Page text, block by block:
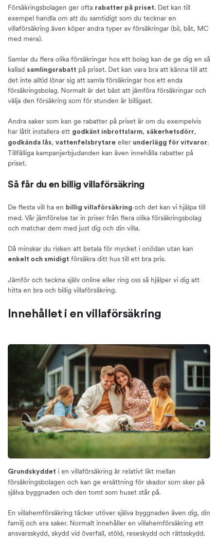
Försäkringsbolagen ger ofta rabatter på priset. Det kan till
exempel handla om att du samtidigt som du tecknar en
villaförsäkring även köper andra typer av försäkringar (bil, båt, MC
med mera).
Samlar du flera olika försäkringar hos ett bolag kan de ge dig en så
kallad samlingsrabatt på priset. Det kan vara bra att känna till att
det inte alltid lönar sig att samla försäkringar hos ett enda
försäkringsbolag. Normalt är det bäst att jämföra försäkringar och
välja den försäkring som för stunden är billigast.
Andra saker som kan ge rabatter på priset är om du exempelvis
har låtit installera ett godkänt inbrottslarm, säkerhetsdörr,
godkända lås, vattenfelsbrytare eller underlägg för vitvaror.
Tillfälliga kampanjerbjudanden kan även innehålla rabatter på
priset.
Så får du en billig villaförsäkring
De flesta vill ha en billig villaförsäkring och det kan vi hjälpa till
med. Vår jämförelse tar in priser från flera olika försäkringsbolag
och matchar dem med just dig och din villa.
Då minskar du risken att betala för mycket i onödan utan kan
enkelt och smidigt försäkra ditt hus till ett bra pris.
Jämför och teckna själv online eller ring oss så hjälper vi dig att
hitta en bra och billig villaförsäkring.
Innehållet i en villaförsäkring
Grundskyddet i en villaförsäkring är relativt likt mellan
försäkringsbolagen och kan ge ersättning för skador som sker på
själva byggnaden och den tomt som huset står på.
En villahemförsäkring täcker utöver själva byggnaden även dig, din
familj och era saker. Normalt innehåller en villahemförsäkring ett
ansvarsskydd, skydd vid överfall, stöld, reseskydd och rättsskydd.